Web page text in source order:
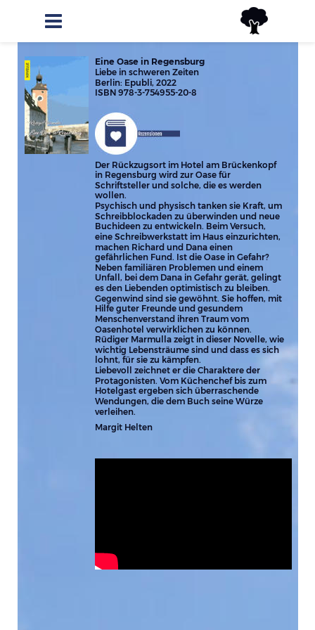
Eine Oase in Regensburg
Liebe in schweren Zeiten
Berlin: Epubli, 2022
ISBN 978-3-754955-20-8
Der Rückzugsort im Hotel am Brückenkopf
in Regensburg wird zur Oase für
Schriftsteller und solche, die es werden
wollen.
Psychisch und physisch tanken sie Kraft, um
Schreibblockaden zu überwinden und neue
Buchideen zu entwickeln. Beim Versuch,
eine Schreibwerkstatt im Haus einzurichten,
machen Richard und Dana einen
gefährlichen Fund. Ist die Oase in Gefahr?
Neben familiären Problemen und einem
Unfall, bei dem Dana in Gefahr gerät, gelingt
es den Liebenden optimistisch zu bleiben.
Gegenwind sind sie gewöhnt. Sie hoffen, mit
Hilfe guter Freunde und gesundem
Menschenverstand ihren Traum vom
Oasenhotel verwirklichen zu können.
Rüdiger Marmulla zeigt in dieser Novelle, wie
wichtig Lebensträume sind und dass es sich
lohnt, für sie zu kämpfen.
Liebevoll zeichnet er die Charaktere der
Protagonisten. Vom Küchenchef bis zum
Hotelgast ergeben sich überraschende
Wendungen, die dem Buch seine Würze
verleihen.
Margit Helten